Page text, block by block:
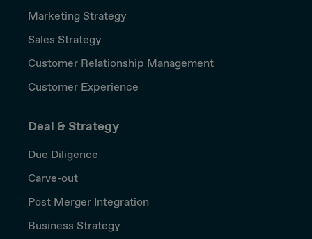
Marketing Strategy
Sales Strategy
Customer Relationship Management
Customer Experience
Deal & Strategy
Due Diligence
Carve-out
Post Merger Integration
Business Strategy